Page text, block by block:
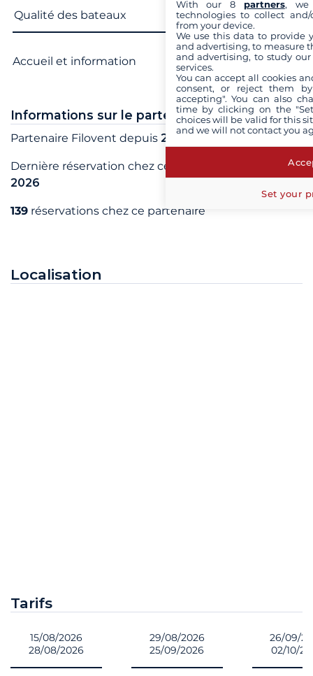
Nom du critère Note
Qualité des bateaux
7,7
Accueil et information Bien
Informations sur le partenaire
Partenaire Filovent depuis 2019
Dernière réservation chez ce partenaire en
2026
139 réservations chez ce partenaire
Localisation
Tarifs
15/08/2026
28/08/2026
29/08/2026
25/09/2026
26/09/
02/10/
With our 8 partners, we
technologies to collect
from your device.
We use this data to provide
and advertising, to measure
and advertising, to study
services.
You can accept all cookies
consent, or reject them
accepting". You can also
time by clicking on the
choices will be valid for this
and we will not contact you
Set your